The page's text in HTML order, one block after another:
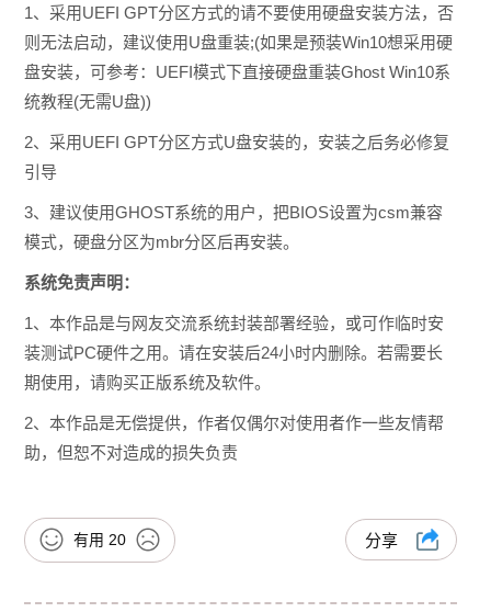
1、采用UEFI GPT分区方式的请不要使用硬盘安装方法，否
则无法启动，建议使用U盘重装;(如果是预装Win10想采用硬
盘安装，可参考：UEFI模式下直接硬盘重装Ghost Win10系
统教程(无需U盘))
2、采用UEFI GPT分区方式U盘安装的，安装之后务必修复
引导
3、建议使用GHOST系统的用户，把BIOS设置为csm兼容
模式，硬盘分区为mbr分区后再安装。
系统免责声明：
1、本作品是与网友交流系统封装部署经验，或可作临时安
装测试PC硬件之用。请在安装后24小时内删除。若需要长
期使用，请购买正版系统及软件。
2、本作品是无偿提供，作者仅偶尔对使用者作一些友情帮
助，但恕不对造成的损失负责
有用 20 分享